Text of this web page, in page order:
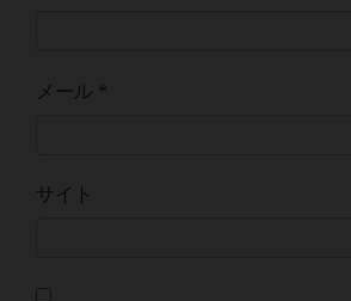
メール
サイト